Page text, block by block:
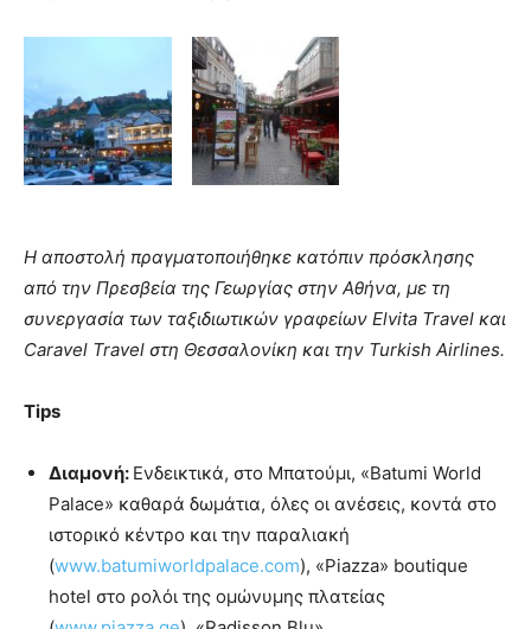
Η αποστολή πραγματοποιήθηκε κατόπιν πρόσκλησης
από την Πρεσβεία της Γεωργίας στην Αθήνα, με τη
συνεργασία των ταξιδιωτικών γραφείων Elvita Travel και
Caravel Travel στη Θεσσαλονίκη και την Turkish Airlines.
Tips
Διαμονή: Ενδεικτικά, στο Μπατούμι, «Batumi World
Palace» καθαρά δωμάτια, όλες οι ανέσεις, κοντά στο
ιστορικό κέντρο και την παραλιακή
(www.batumiworldpalace.com), «Piazza» boutique
hotel στο ρολόι της ομώνυμης πλατείας